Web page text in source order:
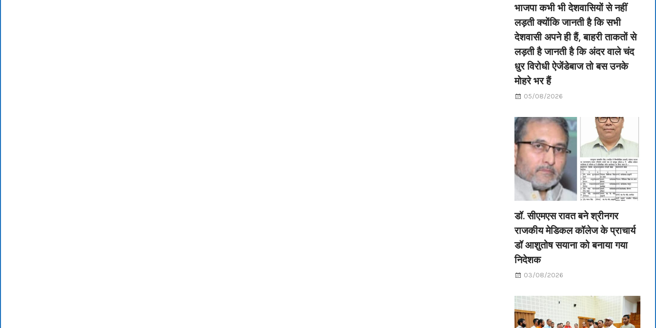
भाजपा कभी भी देशवासियों से नहीं
लड़ती क्योंकि जानती है कि सभी
देशवासी अपने ही हैं, बाहरी ताकतों से
लड़ती है जानती है कि अंदर वाले चंद
धुर विरोधी ऐजेंडेबाज तो बस उनके
मोहरे भर हैं
05/08/2026
डॉ. सीएमएस रावत बने श्रीनगर
राजकीय मेडिकल कॉलेज के प्राचार्य
डॉ आशुतोष सयाना को बनाया गया
निदेशक
03/08/2026